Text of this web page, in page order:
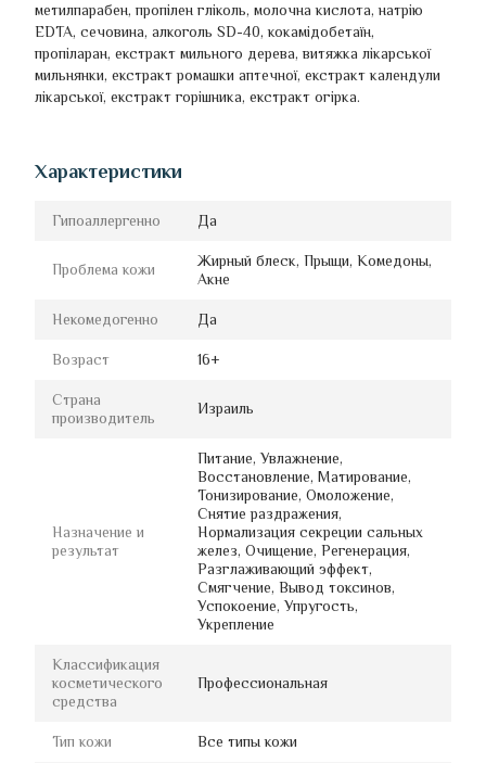
метилпарабен, пропілен гліколь, молочна кислота, натрію
EDTA, сечовина, алкоголь SD-40, кокамідобетаїн,
пропіларан, екстракт мильного дерева, витяжка лікарської
мильнянки, екстракт ромашки аптечної, екстракт календули
лікарської, екстракт горішника, екстракт огірка.
Характеристики
Гипоаллергенно Да
Проблема кожи
Жирный блеск, Прыщи, Комедоны,
Акне
Некомедогенно Да
Возраст 16+
Страна
производитель
Израиль
Назначение и
результат
Питание, Увлажнение,
Восстановление, Матирование,
Тонизирование, Омоложение,
Снятие раздражения,
Нормализация секреции сальных
желез, Очищение, Регенерация,
Разглаживающий эффект,
Смягчение, Вывод токсинов,
Успокоение, Упругость,
Укрепление
Классификация
косметического
средства
Профессиональная
Тип кожи Все типы кожи